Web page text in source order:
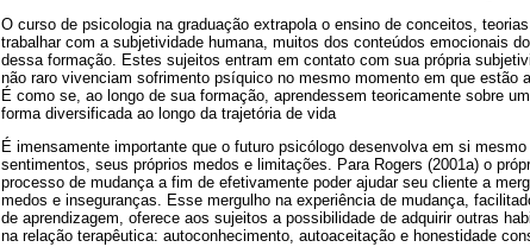
O curso de psicologia na graduação extrapola o ensino de conceitos,
trabalhar com a subjetividade humana, muitos dos conteúdos emocionais
dessa formação. Estes sujeitos entram em contato com sua própria
não raro vivenciam sofrimento psíquico no mesmo momento em que estão
É como se, ao longo de sua formação, aprendessem teoricamente sobre
forma diversificada ao longo da trajetória de vida
É imensamente importante que o futuro psicólogo desenvolva em si
sentimentos, seus próprios medos e limitações. Para Rogers (2001a) o
processo de mudança a fim de efetivamente poder ajudar seu cliente a
medos e inseguranças. Esse mergulho na experiência de mudança,
de aprendizagem, oferece aos sujeitos a possibilidade de adquirir outras
na relação terapêutica: autoconhecimento, autoaceitação e honestidade